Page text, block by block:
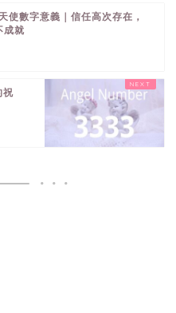
使數字意義｜信任高次存在，
成就
祝